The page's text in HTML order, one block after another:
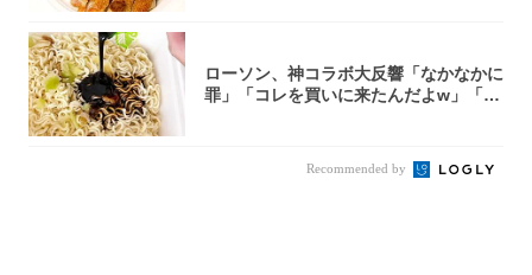
ローソン、神コラボ大反響「なかなかに
罪」「コレを買いに来たんだよw」「３
Recommended by